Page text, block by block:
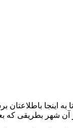
تا به اینجا